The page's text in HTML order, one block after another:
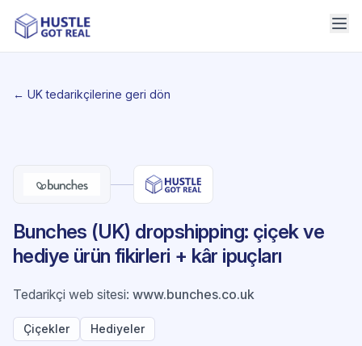
← UK tedarikçilerine geri dön
Bunches (UK) dropshipping: çiçek ve
hediye ürün fikirleri + kâr ipuçları
Tedarikçi web sitesi: www.bunches.co.uk
Çiçekler Hediyeler